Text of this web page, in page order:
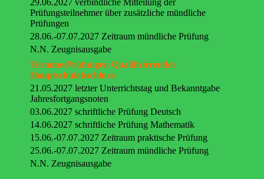
29.06.2027 verbindliche Mitteilung der
Prüfungsteilnehmer über zusätzliche mündliche
Prüfungen
28.06.-07.07.2027 Zeitraum mündliche Prüfung
N.N. Zeugnisausgabe
Termine/Prüfungen Qualifizierender
Hauptschulabschluss:
21.05.2027 letzter Unterrichtstag und Bekanntgabe
Jahresfortgangsnoten
03.06.2027 schriftliche Prüfung Deutsch
14.06.2027 schriftliche Prüfung Mathematik
15.06.-07.07.2027 Zeitraum praktische Prüfung
25.06.-07.07.2027 Zeitraum mündliche Prüfung
N.N. Zeugnisausgabe